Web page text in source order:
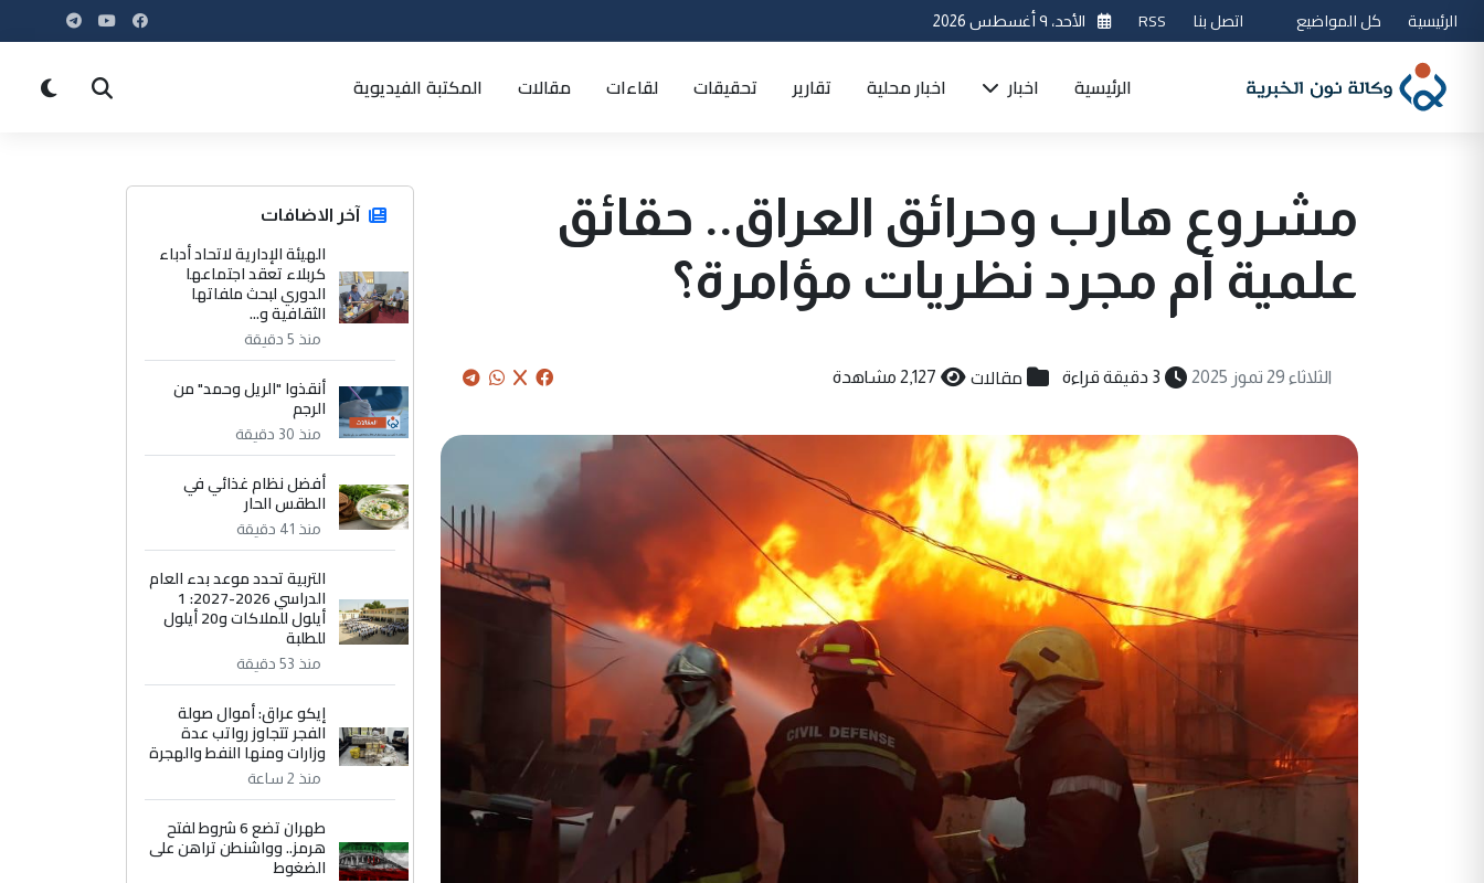
الرئيسية كل المواضيع اتصل بنا RSS الأحد، ٩ أغسطس 2026
الرئيسية اخبار اخبار محلية تقارير تحقيقات لقاءات مقالات المكتبة الفيديوية
مشروع هارب وحرائق العراق.. حقائق
علمية أم مجرد نظريات مؤامرة؟
الثلاثاء 29 تموز 2025 3 دقيقة قراءة مقالات 2,127 مشاهدة
آخر الاضافات
الهيئة الإدارية لاتحاد أدباء
كربلاء تعقد اجتماعها
الدوري لبحث ملفاتها
الثقافية و...
منذ 5 دقيقة
أنقذوا "الريل وحمد" من
الرجم
منذ 30 دقيقة
أفضل نظام غذائي في
الطقس الحار
منذ 41 دقيقة
التربية تحدد موعد بدء العام
الدراسي 2026-2027: 1
أيلول للملاكات و20 أيلول
للطلبة
منذ 53 دقيقة
إيكو عراق: أموال صولة
الفجر تتجاوز رواتب عدة
وزارات ومنها النفط والهجرة
منذ 2 ساعة
طهران تضع 6 شروط لفتح
هرمز.. وواشنطن تراهن على
الضغوط